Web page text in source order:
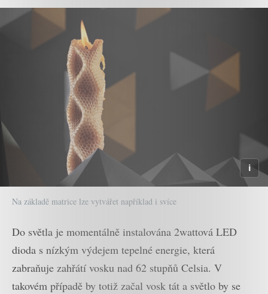
Na základě matrice lze vytvářet například i svíce
Do světla je momentálně instalována 2wattová LED
dioda s nízkým výdejem tepelné energie, která
zabraňuje zahřátí vosku nad 62 stupňů Celsia. V
takovém případě by totiž začal vosk tát a světlo by se